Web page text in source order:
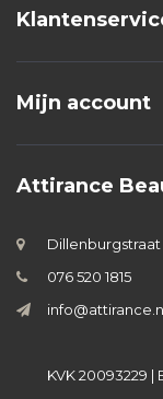
Mijn account
Attirance
Dillenburgstraat
076 520 1815
KVK 20093229 |